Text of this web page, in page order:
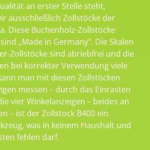
an erster Stelle steht,
ausschließlich Zollstöcke der
Diese Buchenholz-Zollstöcke
„Made in Germany“. Die Skalen
Zollstöcke sind abriebfrei und die
bei korrekter Verwendung viele
man mit diesen Zollstöcken
messen – durch das Einrasten
vier Winkelanzeigen – beides an
– ist der Zollstock B400 ein
was in keinem Haushalt und
fehlen darf.